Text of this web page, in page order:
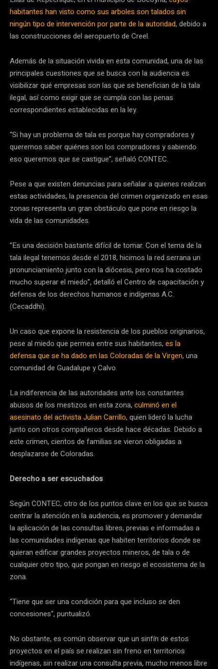
habitantes han visto como sus arboles son talados sin
ningún tipo de intervención por parte de la autoridad, debido a
las construcciones del aeropuerto de Creel.
Además de la situación vivida en esta comunidad, una de las
principales cuestiones que se busca con la audiencia es
visibilizar qué empresas son las que se benefician de la tala
ilegal, así como exigir que se cumpla con las penas
correspondientes establecidas en la ley.
“Si hay un problema de tala es porque hay compradores y
queremos saber quiénes son los compradores y sabiendo
eso queremos que se castigue”, señaló CONTEC.
Pese a que existen denuncias para señalar a quienes realizan
estas actividades, la presencia del crimen organizado en esas
zonas representa un gran obstáculo que pone en riesgo la
vida de las comunidades.
“Es una decisión bastante difícil de tomar. Con el tema de la
tala ilegal tenemos desde el 2018, hicimos la red serrana un
pronunciamiento junto con la diócesis, pero nos ha costado
mucho superar el miedo”, detalló el Centro de capacitación y
defensa de los derechos humanos e indígenas A.C.
(Cecaddhi).
Un caso que expone la resistencia de los pueblos originarios,
pese al miedo que permea entre sus habitantes, es la
defensa que se ha dado en las Coloradas de la Virgen, una
comunidad de Guadalupe y Calvo.
La indiferencia de las autoridades ante los constantes
abusos de los mestizos en esta zona, culminó en el
asesinato del activista Julian Carrillo, quien lideró la lucha
junto con otros compañeros desde hace décadas. Debido a
este crimen, cientos de familias se vieron obligadas a
desplazarse de Coloradas.
Derecho a ser escuchados
Según CONTEC, otro de los puntos clave en los que se busca
centrar la atención en la audiencia, es promover y demandar
la aplicación de las consultas libres, previas e informadas a
las comunidades indígenas que habiten territorios donde se
quieran edificar grandes proyectos mineros, de tala o de
cualquier otro tipo, que pongan en riesgo el ecosistema de la
zona.
“Tiene que ser una condición para que incluso se den
concesiones”, puntualizó.
No obstante, es común observar que un sinfín de estos
proyectos en el país se realizan sin freno en territorios
indígenas, sin realizar una consulta previa, mucho menos libre